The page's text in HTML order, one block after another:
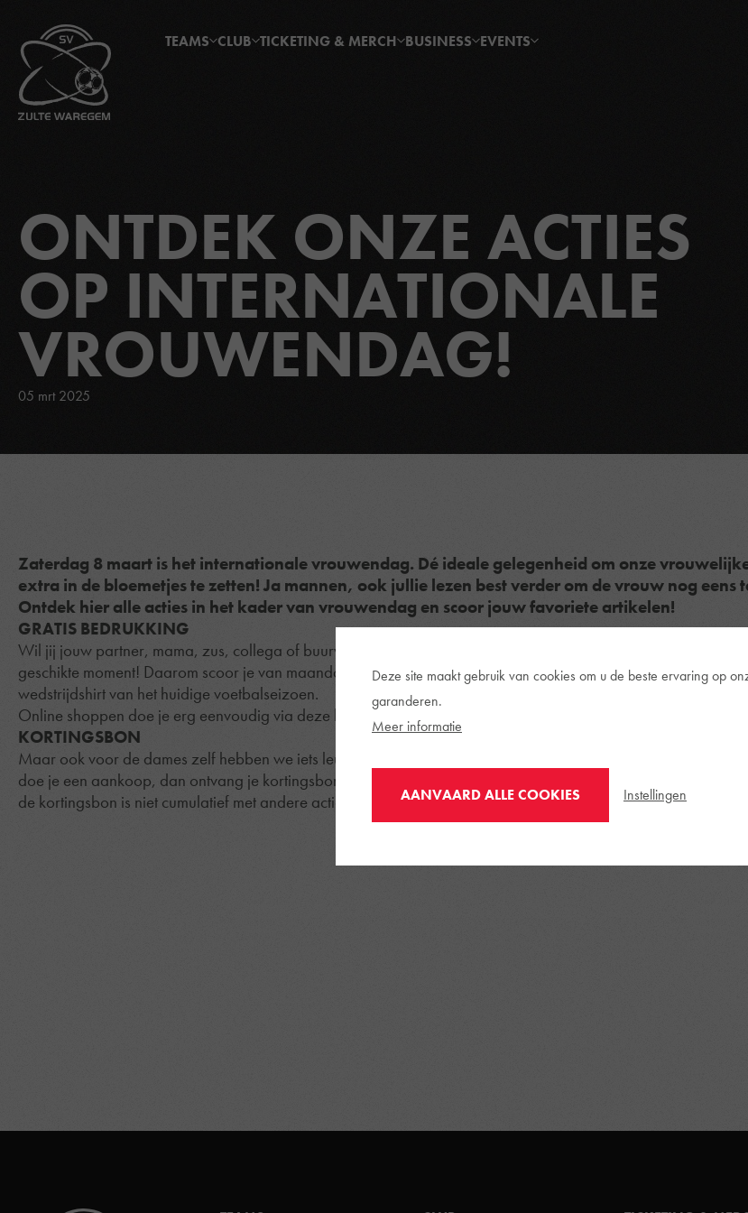
TEAMS CLUB TICKETING & MERCH BUSINESS EVENTS
ONTDEK ONZE ACTIES
OP INTERNATIONALE
VROUWENDAG!
05 mrt 2025
Zaterdag 8 maart is het internationale vrouwendag. Dé ideale gelegenheid om onze
extra in de bloemetjes te zetten! Ja mannen, ook jullie lezen best verder om de vrouw nog eens
Ontdek hier alle acties in het kader van vrouwendag en scoor jouw favoriete artikelen!
GRATIS BEDRUKKING
Wil jij jouw partner, mama, zus, collega of buurvrouw nog eens in de bloemetjes zetten? Internationale
geschikte moment! Daarom scoor je van maandag 3 tot en met zaterdag 8 maart gratis bedrukking bij de
wedstrijdshirt van het huidige voetbalseizoen.
Online shoppen doe je erg eenvoudig via deze link
KORTINGSBON
Maar ook voor de dames zelf hebben we iets leuks in petto bij Essevee! Kom je op zaterdag 8 maart langs in
doe je een aankoop, dan ontvang je kortingsbon van 15% die je twee weken lang kan verzilveren online of in
de kortingsbon is niet cumulatief met andere acties of kortingen.
Deze site maakt gebruik van cookies om u de beste ervaring op
garanderen.
Meer informatie
AANVAARD ALLE COOKIES Instellingen